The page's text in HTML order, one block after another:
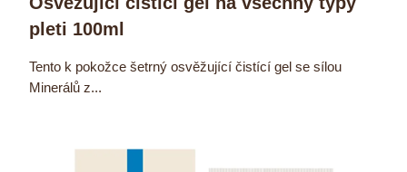
pleti 100ml
Tento k pokožce šetrný osvěžující čistící gel se sílou
Minerálů z...